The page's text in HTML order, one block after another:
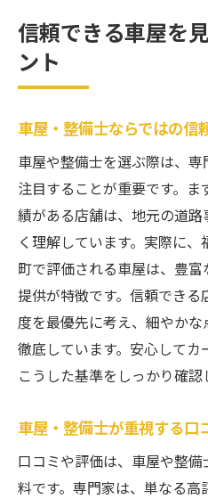
信頼できる車屋を
ント
車屋・整備士ならではの信
車屋や整備士を選ぶ際は、
注目することが重要です。
績がある店舗は、地元の道
く理解しています。実際に
町で評価される車屋は、豊
提供が特徴です。信頼でき
度を最優先に考え、細やか
徹底しています。安心してカ
こうした基準をしっかり確認
車屋・整備士が重視する口
口コミや評価は、車屋や整
料です。専門家は、単なる